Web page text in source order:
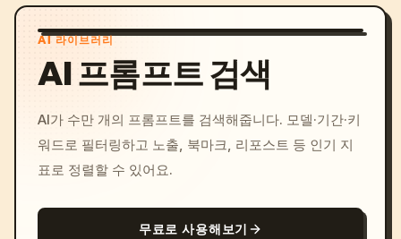
AI 라이브러리
AI 프롬프트 검색
AI가 수만 개의 프롬프트를 검색해줍니다. 모델·기간·키
워드로 필터링하고 노출, 북마크, 리포스트 등 인기 지
표로 정렬할 수 있어요.
무료로 사용해보기